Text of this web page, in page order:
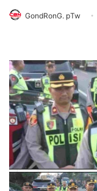
GondRonG. pTw